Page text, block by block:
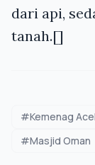
dari api,
tanah.[]
#Kemenag
#Masjid Oman